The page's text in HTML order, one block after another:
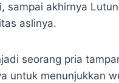
sampai akhirnya
aslinya.
seorang pria
untuk menunjukkan